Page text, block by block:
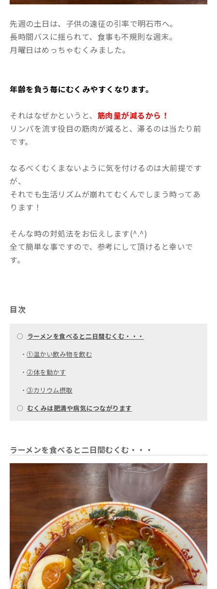
先週の土日は、子供の遠征の引率で明石市へ。
長時間バスに揺られて、食事も不規則な週末。
月曜日はめっちゃむくみました。
年齢を負う毎にむくみやすくなります。
それはなぜかというと、 筋肉量が減るから！
リンパを流す役目の筋肉が減ると、滞るのは当たり前
です。
なるべくむくまないように気を付けるのは大前提です
が、
それでも生活リズムが崩れてむくんでしまう時ってあ
ります！
そんな時の対処法をお伝えします(^.^)
全て簡単な事ですので、参考にして頂けると幸いで
す。
目次
○ ラーメンを食べると二日間むくむ・・・
・ ①温かい飲み物を飲む
・ ②体を動かす
・ ③カリウム摂取
○ むくみは肥満や病気につながります
ラーメンを食べると二日間むくむ・・・